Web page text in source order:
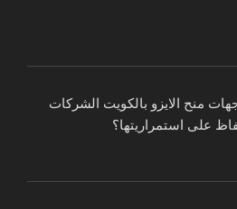
منح الايزو بالكويت الشركات
على استمراريتها؟